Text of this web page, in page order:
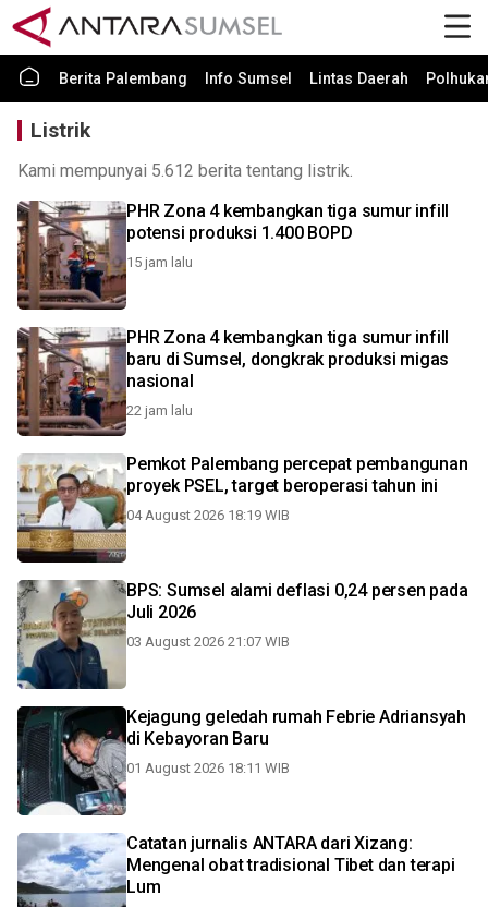
Berita Palembang Info Sumsel Lintas Daerah
Listrik
Kami mempunyai 5.612 berita tentang listrik.
PHR Zona 4 kembangkan tiga sumur infill
potensi produksi 1.400 BOPD
15 jam lalu
PHR Zona 4 kembangkan tiga sumur infill
baru di Sumsel, dongkrak produksi migas
nasional
22 jam lalu
Pemkot Palembang percepat pembangunan
proyek PSEL, target beroperasi tahun ini
04 August 2026 18:19 WIB
BPS: Sumsel alami deflasi 0,24 persen pada
Juli 2026
03 August 2026 21:07 WIB
Kejagung geledah rumah Febrie Adriansyah
di Kebayoran Baru
01 August 2026 18:11 WIB
Catatan jurnalis ANTARA dari Xizang:
Mengenal obat tradisional Tibet dan terapi
Lum